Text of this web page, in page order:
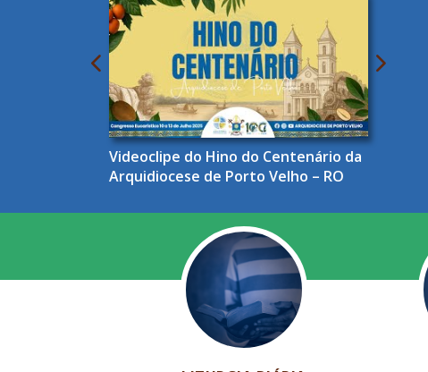
Videoclipe do Hino do Centenário da
Arquidiocese de Porto Velho – RO